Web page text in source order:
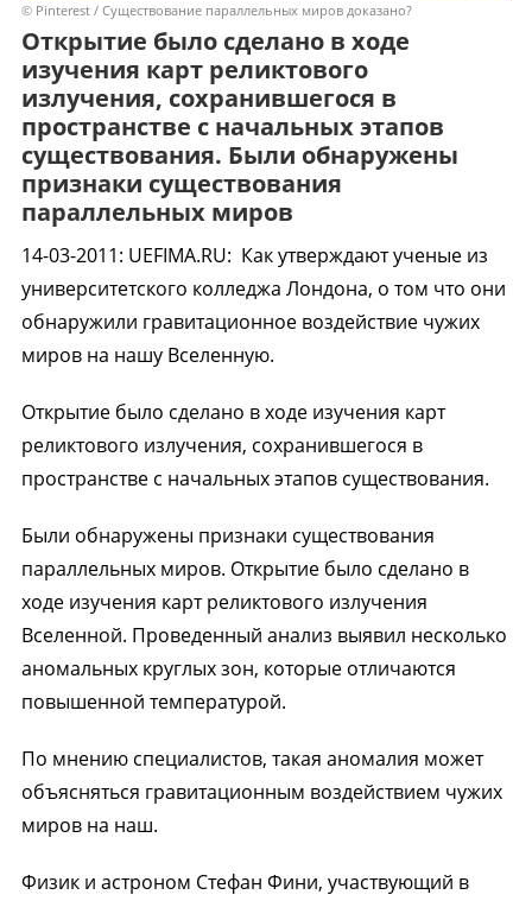
© Pinterest / Существование параллельных миров доказано?
Открытие было сделано в ходе
изучения карт реликтового
излучения, сохранившегося в
пространстве с начальных этапов
существования. Были обнаружены
признаки существования
параллельных миров
14-03-2011: UEFIMA.RU: Как утверждают ученые из
университетского колледжа Лондона, о том что они
обнаружили гравитационное воздействие чужих
миров на нашу Вселенную.
Открытие было сделано в ходе изучения карт
реликтового излучения, сохранившегося в
пространстве с начальных этапов существования.
Были обнаружены признаки существования
параллельных миров. Открытие было сделано в
ходе изучения карт реликтового излучения
Вселенной. Проведенный анализ выявил несколько
аномальных круглых зон, которые отличаются
повышенной температурой.
По мнению специалистов, такая аномалия может
объясняться гравитационным воздействием чужих
миров на наш.
Физик и астроном Стефан Фини, участвующий в